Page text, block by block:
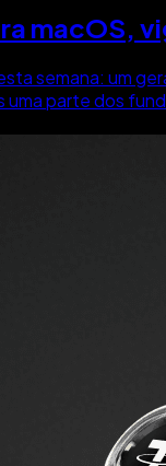
macOS,
semana: um
parte dos